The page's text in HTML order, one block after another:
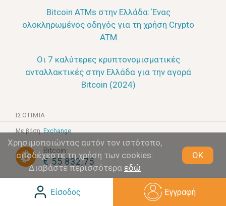
Bitcoin ATMs στην Ελλάδα: Ένας
ολοκληρωμένος οδηγός για τη χρήση Crypto
ATM
Οι 7 καλύτερες κρυπτονομισματικές
ανταλλακτικές στην Ελλάδα για την αγορά
Bitcoin (2024)
ΙΣΟΤΙΜΊΑ
Με βάσηExchange
Bitcoin
€ 55 832,75
€ 1 649,21
Είσοδος Εγγραφή
Χρησιμοποιώντας αυτόν τον ιστότοπο,
αποδέχεστε τη χρήση των cookies.
Διαβάστε περισσότερα εδώ
OK